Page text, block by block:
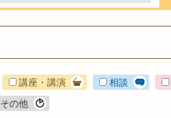
講座・講演 相談
その他